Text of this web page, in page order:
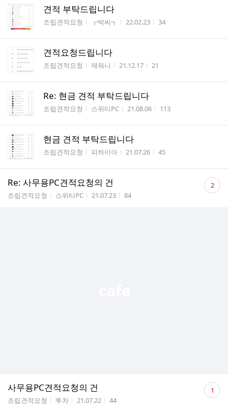
견적 부탁드립니다
게시판명
조립견적요청 작성자
┏박씨┓ 작성시간
22.02.23 조회수
34
견적요청드립니다
게시판명
조립견적요청 작성자
재워니 작성시간
21.12.17 조회수
21
Re: 현금 견적 부탁드립니다
게시판명
조립견적요청 작성자
스위티PC 작성시간
21.08.06 조회수
113
현금 견적 부탁드립니다
게시판명
조립견적요청 작성자
피하이아 작성시간
21.07.26 조회수
45
Re: 사무용PC견적요청의 건
게시판명
조립견적요청 작성자
스위티PC 작성시간
21.07.23 조회수
84
댓
글 2
사무용PC견적요청의 건
게시판명
조립견적요청 작성자
투차 작성시간
21.07.22 조회수
44
댓
글 1